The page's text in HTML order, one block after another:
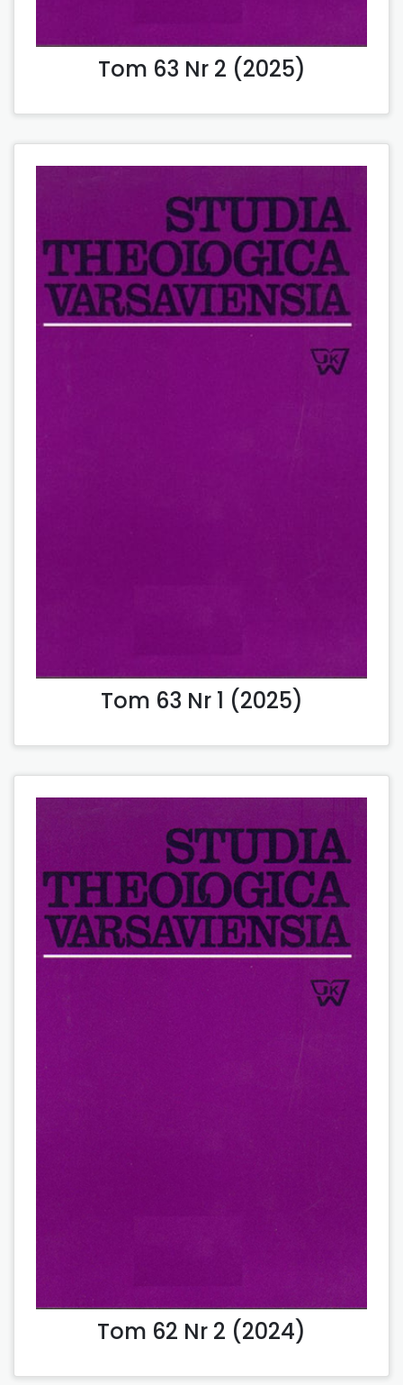
Tom 63 Nr 2 (2025)
Tom 63 Nr 1 (2025)
Tom 62 Nr 2 (2024)